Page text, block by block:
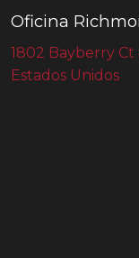
Oficina
1802 Bayberry Ct
Estados Unidos